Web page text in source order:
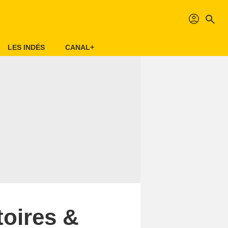
profil search
LES INDÉS CANAL+
&